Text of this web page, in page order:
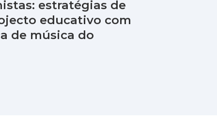
estratégias de
educativo com
de música do